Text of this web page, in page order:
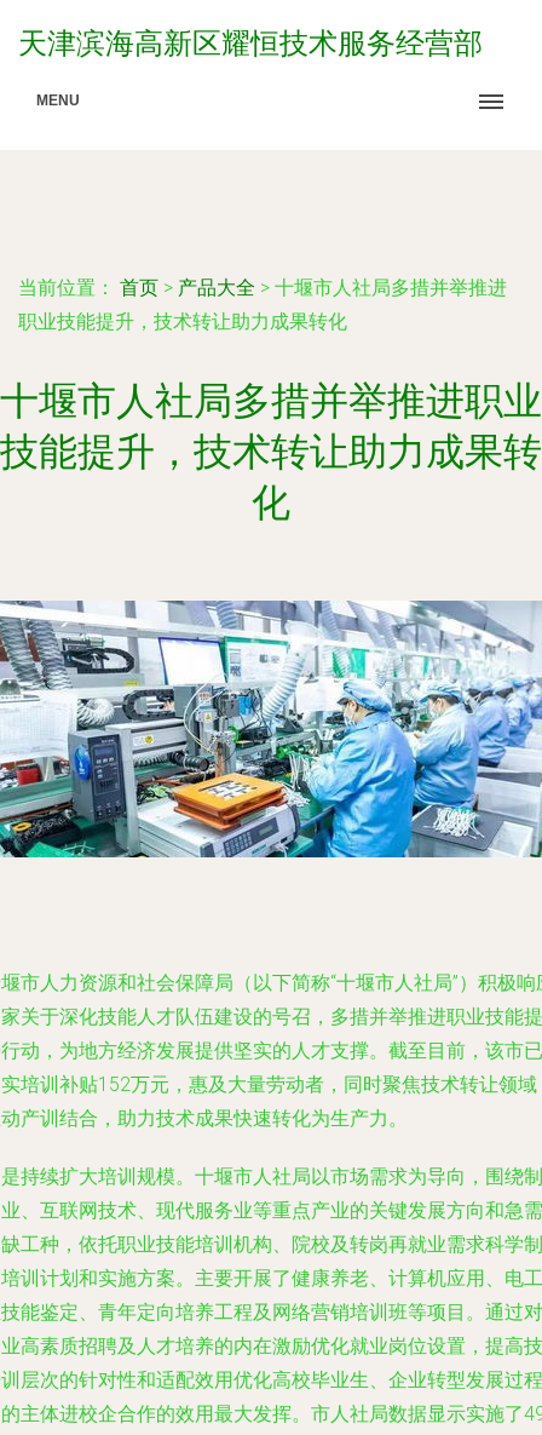
天津滨海高新区耀恒技术服务经营部
MENU
当前位置： 首页 > 产品大全 > 十堰市人社局多措并举推进
职业技能提升，技术转让助力成果转化
十堰市人社局多措并举推进职业
技能提升，技术转让助力成果转
化
市人力资源和社会保障局（以下简称“十堰市人社局”）积极响
关于深化技能人才队伍建设的号召，多措并举推进职业技能提
动，为地方经济发展提供坚实的人才支撑。截至目前，该市已
培训补贴152万元，惠及大量劳动者，同时聚焦技术转让领域
产训结合，助力技术成果快速转化为生产力。
持续扩大培训规模。十堰市人社局以市场需求为导向，围绕制
、互联网技术、现代服务业等重点产业的关键发展方向和急需
工种，依托职业技能培训机构、院校及转岗再就业需求科学制
训计划和实施方案。主要开展了健康养老、计算机应用、电工
能鉴定、青年定向培养工程及网络营销培训班等项目。通过对
高素质招聘及人才培养的内在激励优化就业岗位设置，提高技
层次的针对性和适配效用优化高校毕业生、企业转型发展过程
主体进校企合作的效用最大发挥。市人社局数据显示实施了